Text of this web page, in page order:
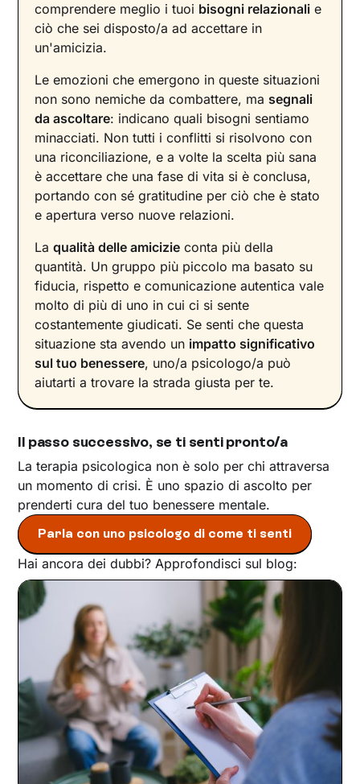
comprendere meglio i tuoi bisogni relazionali e
ciò che sei disposto/a ad accettare in
un'amicizia.
Le emozioni che emergono in queste situazioni
non sono nemiche da combattere, ma segnali
da ascoltare: indicano quali bisogni sentiamo
minacciati. Non tutti i conflitti si risolvono con
una riconciliazione, e a volte la scelta più sana
è accettare che una fase di vita si è conclusa,
portando con sé gratitudine per ciò che è stato
e apertura verso nuove relazioni.
Laqualità delle amicizie conta più della
quantità. Un gruppo più piccolo ma basato su
fiducia, rispetto e comunicazione autentica vale
molto di più di uno in cui ci si sente
costantemente giudicati. Se senti che questa
situazione sta avendo un impatto significativo
sul tuo benessere, uno/a psicologo/a può
aiutarti a trovare la strada giusta per te.
Il passo successivo, se ti senti pronto/a
La terapia psicologica non è solo per chi attraversa
un momento di crisi. È uno spazio di ascolto per
prenderti cura del tuo benessere mentale.
Parla con uno psicologo di come ti senti
Hai ancora dei dubbi? Approfondisci sul blog: